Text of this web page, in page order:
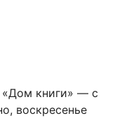
книги» — с
воскресенье